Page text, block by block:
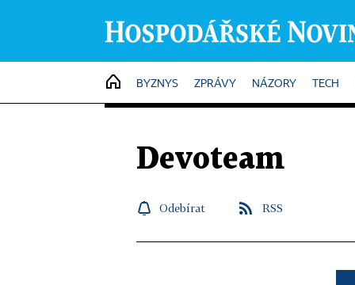
HOME
BYZNYS ZPRÁVY NÁZORY TECH
Devoteam
Odebírat RSS